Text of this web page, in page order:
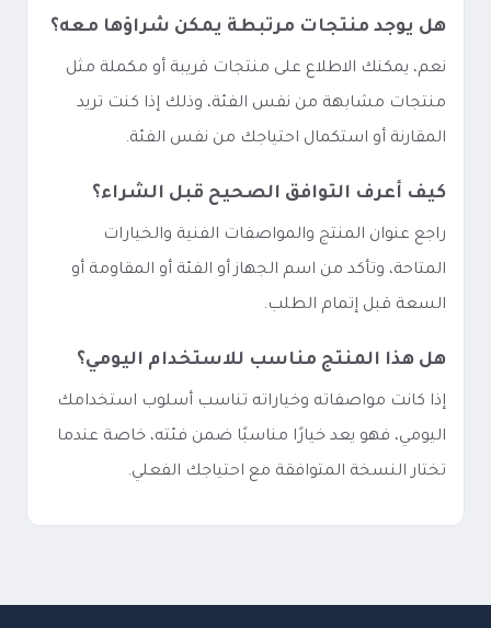
هل يوجد منتجات مرتبطة يمكن شراؤها معه؟
نعم، يمكنك الاطلاع على منتجات قريبة أو مكملة مثل
منتجات مشابهة من نفس الفئة، وذلك إذا كنت تريد
المقارنة أو استكمال احتياجك من نفس الفئة.
كيف أعرف التوافق الصحيح قبل الشراء؟
راجع عنوان المنتج والمواصفات الفنية والخيارات
المتاحة، وتأكد من اسم الجهاز أو الفئة أو المقاومة أو
السعة قبل إتمام الطلب.
هل هذا المنتج مناسب للاستخدام اليومي؟
إذا كانت مواصفاته وخياراته تناسب أسلوب استخدامك
اليومي، فهو يعد خيارًا مناسبًا ضمن فئته، خاصة عندما
تختار النسخة المتوافقة مع احتياجك الفعلي.